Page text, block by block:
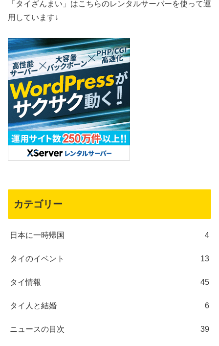
「タイざんまい」はこちらのレンタルサーバーを使って運
用しています↓
カテゴリー
日本に一時帰国 4
タイのイベント 13
タイ情報 45
タイ人と結婚 6
ニュースの目次 39